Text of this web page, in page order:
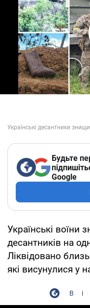
Будьте
Google
Українські воїни
десантників на
Ліквідовано
які висунулися у